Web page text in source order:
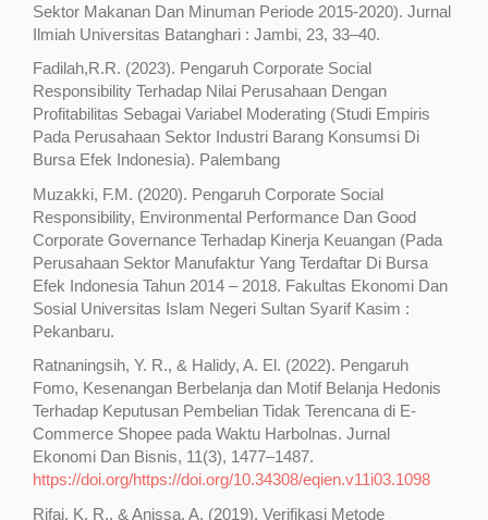
Sektor Makanan Dan Minuman Periode 2015-2020). Jurnal
Ilmiah Universitas Batanghari : Jambi, 23, 33–40.
Fadilah,R.R. (2023). Pengaruh Corporate Social
Responsibility Terhadap Nilai Perusahaan Dengan
Profitabilitas Sebagai Variabel Moderating (Studi Empiris
Pada Perusahaan Sektor Industri Barang Konsumsi Di
Bursa Efek Indonesia). Palembang
Muzakki, F.M. (2020). Pengaruh Corporate Social
Responsibility, Environmental Performance Dan Good
Corporate Governance Terhadap Kinerja Keuangan (Pada
Perusahaan Sektor Manufaktur Yang Terdaftar Di Bursa
Efek Indonesia Tahun 2014 – 2018. Fakultas Ekonomi Dan
Sosial Universitas Islam Negeri Sultan Syarif Kasim :
Pekanbaru.
Ratnaningsih, Y. R., & Halidy, A. El. (2022). Pengaruh
Fomo, Kesenangan Berbelanja dan Motif Belanja Hedonis
Terhadap Keputusan Pembelian Tidak Terencana di E-
Commerce Shopee pada Waktu Harbolnas. Jurnal
Ekonomi Dan Bisnis, 11(3), 1477–1487.
https://doi.org/https://doi.org/10.34308/eqien.v11i03.1098
Rifai, K. R., & Anissa, A. (2019). Verifikasi Metode